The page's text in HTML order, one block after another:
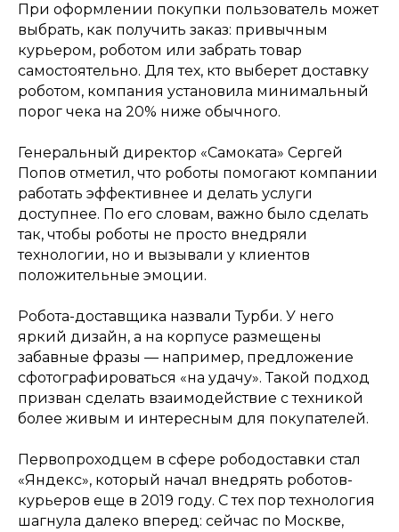
При оформлении покупки пользователь может
выбрать, как получить заказ: привычным
курьером, роботом или забрать товар
самостоятельно. Для тех, кто выберет доставку
роботом, компания установила минимальный
порог чека на 20% ниже обычного.
Генеральный директор «Самоката» Сергей
Попов отметил, что роботы помогают компании
работать эффективнее и делать услуги
доступнее. По его словам, важно было сделать
так, чтобы роботы не просто внедряли
технологии, но и вызывали у клиентов
положительные эмоции.
Робота-доставщика назвали Турби. У него
яркий дизайн, а на корпусе размещены
забавные фразы — например, предложение
сфотографироваться «на удачу». Такой подход
призван сделать взаимодействие с техникой
более живым и интересным для покупателей.
Первопроходцем в сфере рободоставки стал
«Яндекс», который начал внедрять роботов-
курьеров еще в 2019 году. С тех пор технология
шагнула далеко вперед: сейчас по Москве,